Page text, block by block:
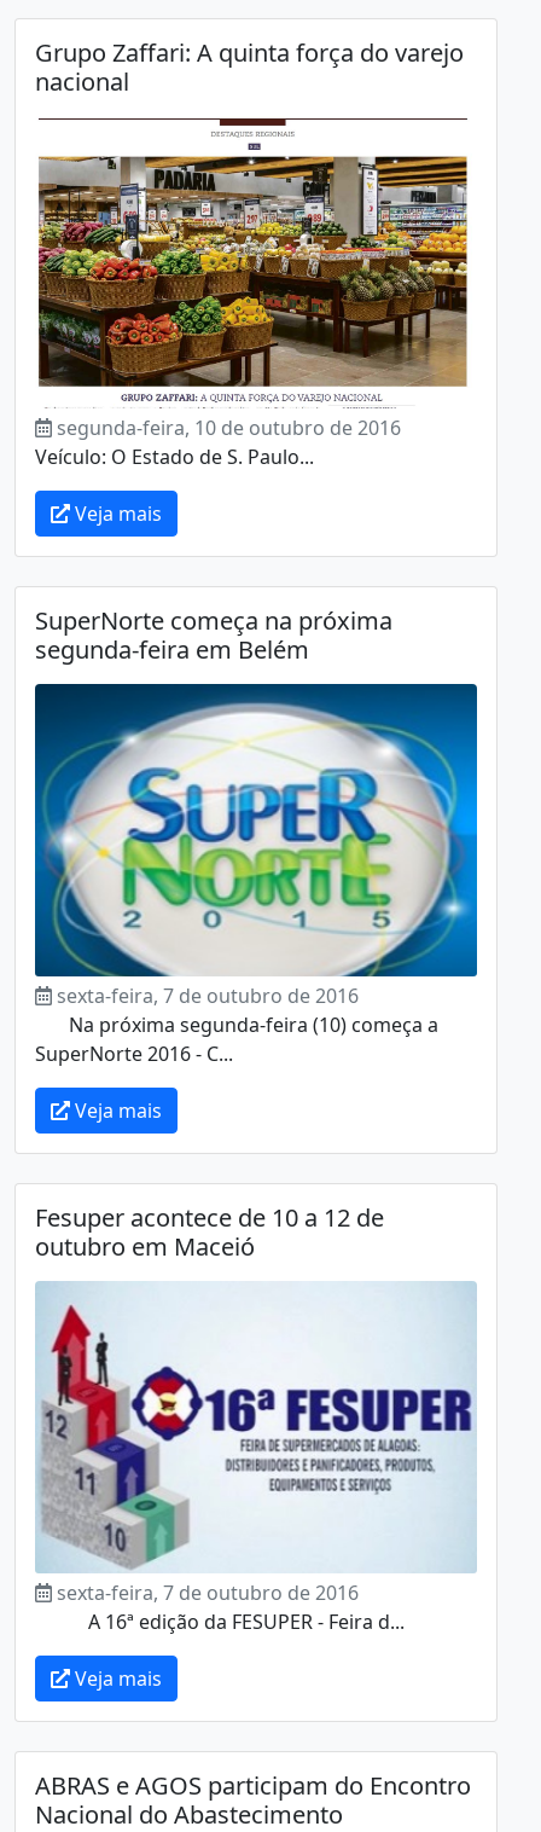
Grupo Zaffari: A quinta força do varejo
nacional
segunda-feira, 10 de outubro de 2016
Veículo: O Estado de S. Paulo...
Veja mais
SuperNorte começa na próxima
segunda-feira em Belém
sexta-feira, 7 de outubro de 2016
Na próxima segunda-feira (10) começa a
SuperNorte 2016 - C...
Veja mais
Fesuper acontece de 10 a 12 de
outubro em Maceió
sexta-feira, 7 de outubro de 2016
A 16ª edição da FESUPER - Feira d...
Veja mais
ABRAS e AGOS participam do Encontro
Nacional do Abastecimento